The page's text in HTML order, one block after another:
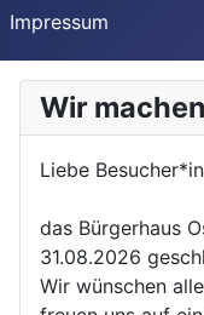
Impressum
Wir
Liebe
das Bürgerhaus
31.08.2026
Wir wünschen